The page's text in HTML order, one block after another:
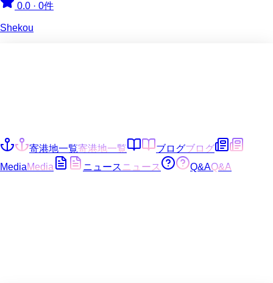
0.0 · 0件
Shekou
寄港地一覧寄港地一覧 ブログブログ
MediaMedia ニュース ニュース Q&AQ&A